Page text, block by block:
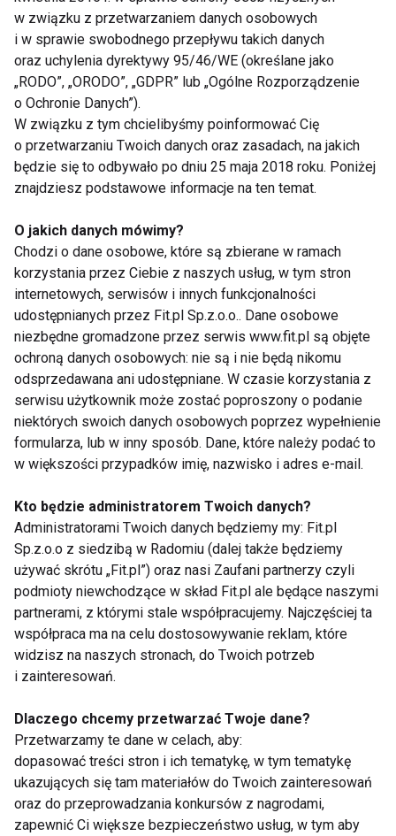
Dziennik diety. Szczuplej dzień
po dniu!
Emerytura. Poradnik aktywnego
i szczęśliwego seniora
mistrzostwa
Pierwsze kroki - wygodny
poradnik dla mamy i malucha
Kręgosłup w stresie
Jedz, ćwicz, chudnij
Jak schudnąć? Wystarczy 5
kroków!
ciała i umysłu
Aktywna Mama. Ćwiczenia i
Porady Dla Przyszłych Mam
w związku z przetwarzaniem danych osobowych
i w sprawie swobodnego przepływu takich danych
oraz uchylenia dyrektywy 95/46/WE (określane jako
„RODO”, „ORODO”, „GDPR” lub „Ogólne Rozporządzenie
o Ochronie Danych”).
W związku z tym chcielibyśmy poinformować Cię
o przetwarzaniu Twoich danych oraz zasadach, na jakich
będzie się to odbywało po dniu 25 maja 2018 roku. Poniżej
znajdziesz podstawowe informacje na ten temat.
O jakich danych mówimy?
Chodzi o dane osobowe, które są zbierane w ramach
korzystania przez Ciebie z naszych usług, w tym stron
internetowych, serwisów i innych funkcjonalności
udostępnianych przez Fit.pl Sp.z.o.o.. Dane osobowe
niezbędne gromadzone przez serwis www.fit.pl są objęte
ochroną danych osobowych: nie są i nie będą nikomu
odsprzedawana ani udostępniane. W czasie korzystania z
serwisu użytkownik może zostać poproszony o podanie
niektórych swoich danych osobowych poprzez wypełnienie
formularza, lub w inny sposób. Dane, które należy podać to
w większości przypadków imię, nazwisko i adres e-mail.
Kto będzie administratorem Twoich danych?
Administratorami Twoich danych będziemy my: Fit.pl
Sp.z.o.o z siedzibą w Radomiu (dalej także będziemy
używać skrótu „Fit.pl”) oraz nasi Zaufani partnerzy czyli
podmioty niewchodzące w skład Fit.pl ale będące naszymi
partnerami, z którymi stale współpracujemy. Najczęściej ta
współpraca ma na celu dostosowywanie reklam, które
widzisz na naszych stronach, do Twoich potrzeb
i zainteresowań.
Dlaczego chcemy przetwarzać Twoje dane?
Przetwarzamy te dane w celach, aby:
dopasować treści stron i ich tematykę, w tym tematykę
ukazujących się tam materiałów do Twoich zainteresowań
oraz do przeprowadzania konkursów z nagrodami,
zapewnić Ci większe bezpieczeństwo usług, w tym aby